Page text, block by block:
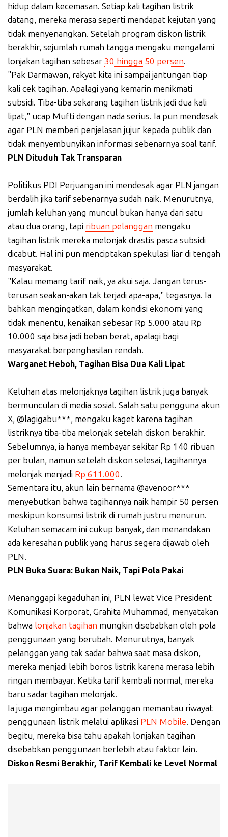
hidup dalam kecemasan. Setiap kali tagihan listrik
datang, mereka merasa seperti mendapat kejutan yang
tidak menyenangkan. Setelah program diskon listrik
berakhir, sejumlah rumah tangga mengaku mengalami
lonjakan tagihan sebesar 30 hingga 50 persen.
"Pak Darmawan, rakyat kita ini sampai jantungan tiap
kali cek tagihan. Apalagi yang kemarin menikmati
subsidi. Tiba-tiba sekarang tagihan listrik jadi dua kali
lipat," ucap Mufti dengan nada serius. Ia pun mendesak
agar PLN memberi penjelasan jujur kepada publik dan
tidak menyembunyikan informasi sebenarnya soal tarif.
PLN Dituduh Tak Transparan
Politikus PDI Perjuangan ini mendesak agar PLN jangan
berdalih jika tarif sebenarnya sudah naik. Menurutnya,
jumlah keluhan yang muncul bukan hanya dari satu
atau dua orang, tapi ribuan pelanggan mengaku
tagihan listrik mereka melonjak drastis pasca subsidi
dicabut. Hal ini pun menciptakan spekulasi liar di tengah
masyarakat.
"Kalau memang tarif naik, ya akui saja. Jangan terus-
terusan seakan-akan tak terjadi apa-apa," tegasnya. Ia
bahkan mengingatkan, dalam kondisi ekonomi yang
tidak menentu, kenaikan sebesar Rp 5.000 atau Rp
10.000 saja bisa jadi beban berat, apalagi bagi
masyarakat berpenghasilan rendah.
Warganet Heboh, Tagihan Bisa Dua Kali Lipat
Keluhan atas melonjaknya tagihan listrik juga banyak
bermunculan di media sosial. Salah satu pengguna akun
X, @lagigabu***, mengaku kaget karena tagihan
listriknya tiba-tiba melonjak setelah diskon berakhir.
Sebelumnya, ia hanya membayar sekitar Rp 140 ribuan
per bulan, namun setelah diskon selesai, tagihannya
melonjak menjadi Rp 611.000.
Sementara itu, akun lain bernama @avenoor***
menyebutkan bahwa tagihannya naik hampir 50 persen
meskipun konsumsi listrik di rumah justru menurun.
Keluhan semacam ini cukup banyak, dan menandakan
ada keresahan publik yang harus segera dijawab oleh
PLN.
PLN Buka Suara: Bukan Naik, Tapi Pola Pakai
Menanggapi kegaduhan ini, PLN lewat Vice President
Komunikasi Korporat, Grahita Muhammad, menyatakan
bahwa lonjakan tagihan mungkin disebabkan oleh pola
penggunaan yang berubah. Menurutnya, banyak
pelanggan yang tak sadar bahwa saat masa diskon,
mereka menjadi lebih boros listrik karena merasa lebih
ringan membayar. Ketika tarif kembali normal, mereka
baru sadar tagihan melonjak.
Ia juga mengimbau agar pelanggan memantau riwayat
penggunaan listrik melalui aplikasi PLN Mobile. Dengan
begitu, mereka bisa tahu apakah lonjakan tagihan
disebabkan penggunaan berlebih atau faktor lain.
Diskon Resmi Berakhir, Tarif Kembali ke Level Normal